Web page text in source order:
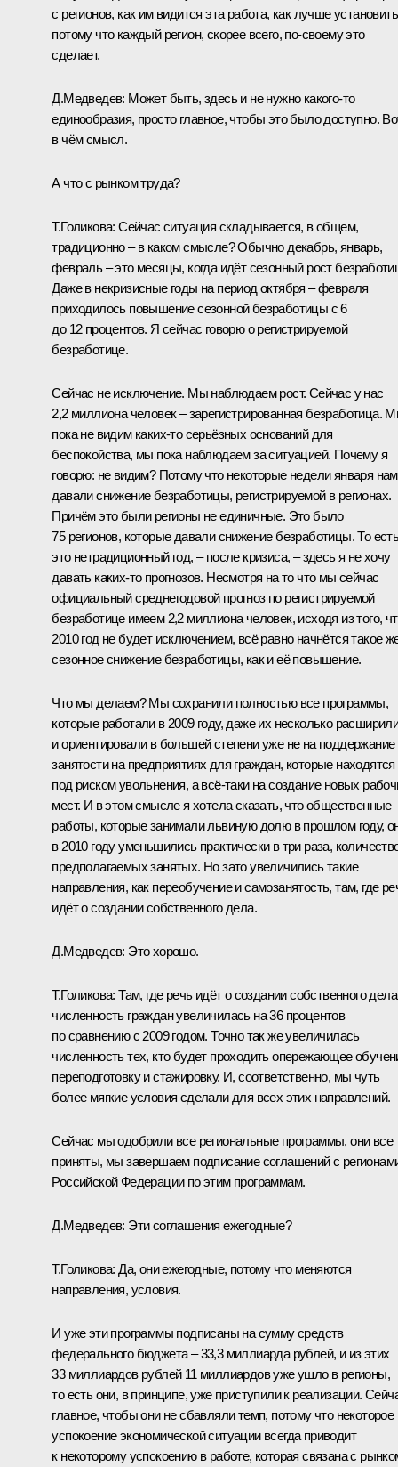
с регионов, как им видится эта работа, как лучше
потому что каждый регион, скорее всего, по‑своему это
сделает.
Д.Медведев: Может быть, здесь и не нужно какого‑то
единообразия, просто главное, чтобы это было доступно.
в чём смысл.
А что с рынком труда?
Т.Голикова: Сейчас ситуация складывается, в общем,
традиционно – в каком смысле? Обычно декабрь, январь,
февраль – это месяцы, когда идёт сезонный рост
Даже в некризисные годы на период октября – февраля
приходилось повышение сезонной безработицы с 6
до 12 процентов. Я сейчас говорю о регистрируемой
безработице.
Сейчас не исключение. Мы наблюдаем рост. Сейчас у нас
2,2 миллиона человек – зарегистрированная безработица.
пока не видим каких‑то серьёзных оснований для
беспокойства, мы пока наблюдаем за ситуацией. Почему я
говорю: не видим? Потому что некоторые недели января нам
давали снижение безработицы, регистрируемой в регионах.
Причём это были регионы не единичные. Это было
75 регионов, которые давали снижение безработицы. То
это нетрадиционный год, – после кризиса, – здесь я не хочу
давать каких‑то прогнозов. Несмотря на то что мы сейчас
официальный среднегодовой прогноз по регистрируемой
безработице имеем 2,2 миллиона человек, исходя из того,
2010 год не будет исключением, всё равно начнётся такое
сезонное снижение безработицы, как и её повышение.
Что мы делаем? Мы сохранили полностью все программы,
которые работали в 2009 году, даже их несколько
и ориентировали в большей степени уже не на поддержание
занятости на предприятиях для граждан, которые находятся
под риском увольнения, а всё‑таки на создание новых
мест. И в этом смысле я хотела сказать, что общественные
работы, которые занимали львиную долю в прошлом году,
в 2010 году уменьшились практически в три раза,
предполагаемых занятых. Но зато увеличились такие
направления, как переобучение и самозанятость, там, где
идёт о создании собственного дела.
Д.Медведев: Это хорошо.
Т.Голикова: Там, где речь идёт о создании собственного
численность граждан увеличилась на 36 процентов
по сравнению с 2009 годом. Точно так же увеличилась
численность тех, кто будет проходить опережающее
переподготовку и стажировку. И, соответственно, мы чуть
более мягкие условия сделали для всех этих направлений.
Сейчас мы одобрили все региональные программы, они все
приняты, мы завершаем подписание соглашений с
Российской Федерации по этим программам.
Д.Медведев: Эти соглашения ежегодные?
Т.Голикова: Да, они ежегодные, потому что меняются
направления, условия.
И уже эти программы подписаны на сумму средств
федерального бюджета – 33,3 миллиарда рублей, и из этих
33 миллиардов рублей 11 миллиардов уже ушло в регионы,
то есть они, в принципе, уже приступили к реализации.
главное, чтобы они не сбавляли темп, потому что некоторое
успокоение экономической ситуации всегда приводит
к некоторому успокоению в работе, которая связана с